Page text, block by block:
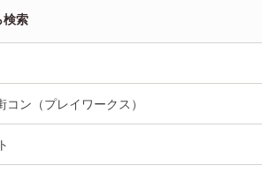
検索
ン（プレイワークス）